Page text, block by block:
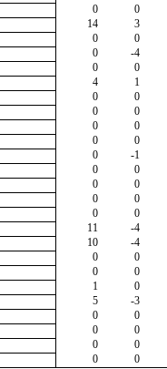
0
0
14
3
0
0
0
-4
0
0
4
1
0
0
0
0
0
0
0
0
0
-1
0
0
0
0
0
0
0
0
11
-4
10
-4
0
0
0
0
1
0
5
-3
0
0
0
0
0
0
0 0